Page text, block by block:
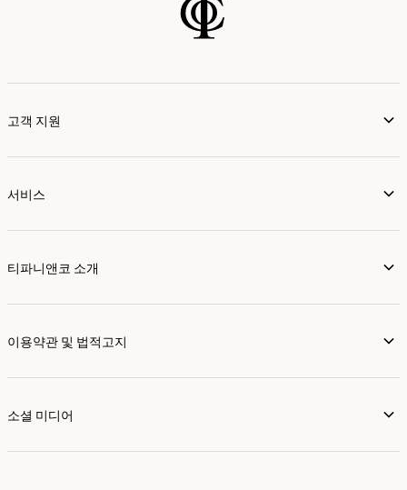
고객 지원
서비스
티파니앤코 소개
이용약관 및 법적고지
소셜 미디어